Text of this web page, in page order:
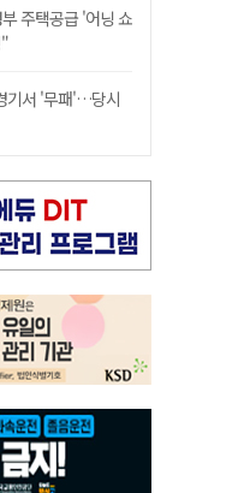
주택공급 '어닝 쇼
기서 '무패'…당시